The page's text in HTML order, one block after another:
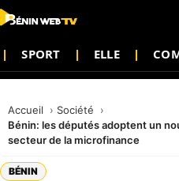
SPORT ELLE
Accueil
Société
Bénin: les députés adoptent un
secteur de la microfinance
BÉNIN